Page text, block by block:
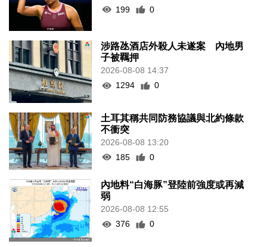
199 0
涉路氹酒店外殺人未遂案 內地男
子被羈押
2026-08-08 14:37
1294
0
土耳其稱共同防務協議與北約條款
不衝突
2026-08-08 13:20
185
0
內地料“白海豚”登陸前強度或再減
弱
2026-08-08 12:55
376
0